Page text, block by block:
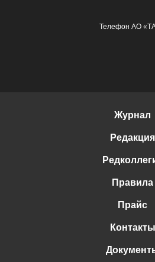
Телефон АО
Журнал
Редакция
Правила
Прайс
Контакты